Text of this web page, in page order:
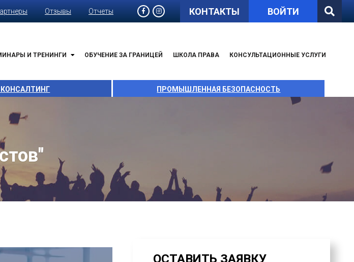
Отзывы Отчеты КОНТАКТЫ ВОЙТИ
И ТРЕНИНГИ ОБУЧЕНИЕ ЗА ГРАНИЦЕЙ ШКОЛА ПРАВА КОНСУЛЬТАЦИОННЫЕ УСЛУГИ
КОНСАЛТИНГ ПРОМЫШЛЕННАЯ БЕЗОПАСНОСТЬ
ОСТАВИТЬ ЗАЯВКУ